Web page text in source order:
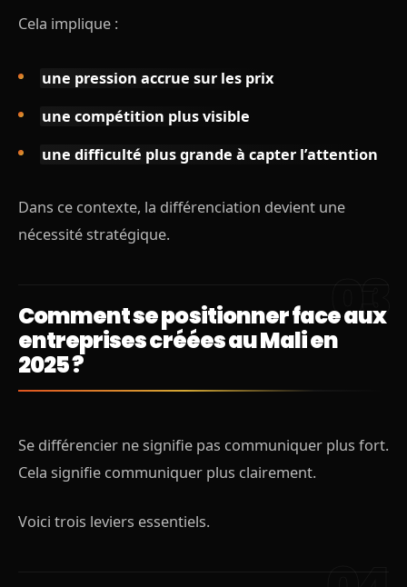
Cela implique :
une pression accrue sur les prix
une compétition plus visible
une difficulté plus grande à capter l’attention
Dans ce contexte, la différenciation devient une
nécessité stratégique.
Comment se positionner face aux
entreprises créées au Mali en
2025 ?
Se différencier ne signifie pas communiquer plus fort.
Cela signifie communiquer plus clairement.
Voici trois leviers essentiels.